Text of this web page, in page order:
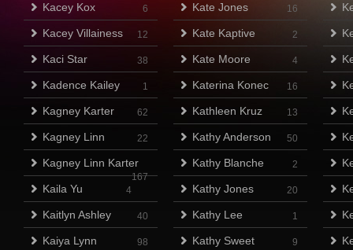
Kacey Kox 6
Kacey Villainess 12
Kaci Star 38
Kadence Kailey 1
Kagney Karter 62
Kagney Linn 22
Kagney Linn Karter
167
Kaila Yu 4
Kaitlyn Ashley 40
Kaiya Lynn 98
Kate Jones 16
Kate Kaptive 2
Kate Moore 4
Katerina Konec 16
Kathleen Kruz 13
Kathy Anderson 50
Kathy Blanche 2
Kathy Jones 20
Kathy Lee 1
Kathy Sweet 9